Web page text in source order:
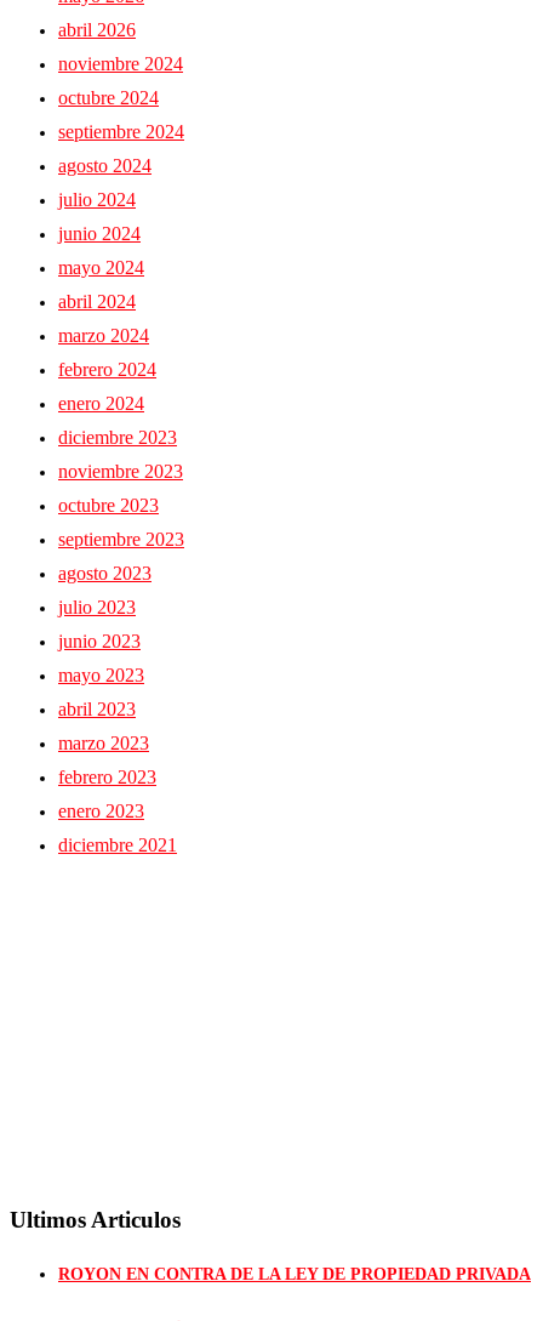
abril 2026
noviembre 2024
octubre 2024
septiembre 2024
agosto 2024
julio 2024
junio 2024
mayo 2024
abril 2024
marzo 2024
febrero 2024
enero 2024
diciembre 2023
noviembre 2023
octubre 2023
septiembre 2023
agosto 2023
julio 2023
junio 2023
mayo 2023
abril 2023
marzo 2023
febrero 2023
enero 2023
diciembre 2021
Ultimos Articulos
ROYON EN CONTRA DE LA LEY DE PROPIEDAD PRIVADA